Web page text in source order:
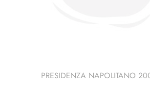
PRESIDENZA NAPOLITANO